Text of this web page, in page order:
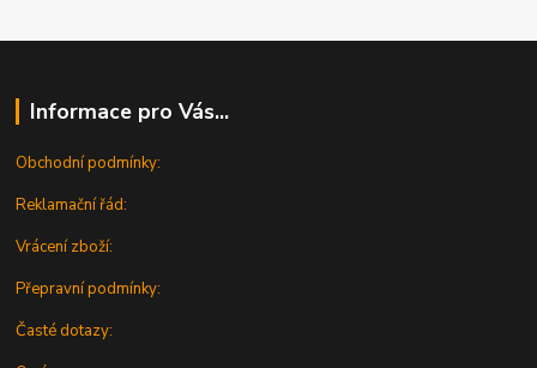
Informace pro Vás...
Obchodní podmínky:
Reklamační řád:
Vrácení zboží:
Přepravní podmínky:
Časté dotazy: